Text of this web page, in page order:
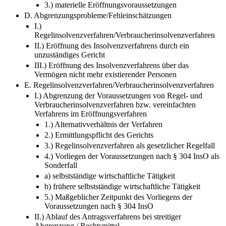
3.) materielle Eröffnungsvoraussetzungen
D. Abgrenzungsprobleme/Fehleinschätzungen
I.)
Regelinsolvenzverfahren/Verbraucherinsolvenzverfahren
II.) Eröffnung des Insolvenzverfahrens durch ein
unzuständiges Gericht
III.) Eröffnung des Insolvenzverfahrens über das
Vermögen nicht mehr existierender Personen
E. Regelinsolvenzverfahren/Verbraucherinsolvenzverfahren
I.) Abgrenzung der Voraussetzungen von Regel- und
Verbraucherinsolvenzverfahren bzw. vereinfachten
Verfahrens im Eröffnungsverfahren
1.) Alternativverhältnis der Verfahren
2.) Ermittlungspflicht des Gerichts
3.) Regelinsolvenzverfahren als gesetzlicher Regelfall
4.) Vorliegen der Voraussetzungen nach § 304 InsO als
Sonderfall
a) selbstständige wirtschaftliche Tätigkeit
b) frühere selbstständige wirtschaftliche Tätigkeit
5.) Maßgeblicher Zeitpunkt des Vorliegens der
Voraussetzungen nach § 304 InsO
II.) Ablauf des Antragsverfahrens bei streitiger